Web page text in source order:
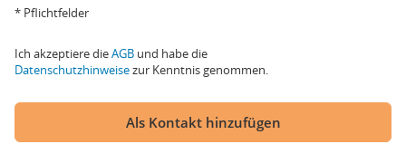
* Pflichtfelder
Ich akzeptiere dieAGB und habe die
Datenschutzhinweisezur Kenntnis genommen.
Als Kontakt hinzufügen